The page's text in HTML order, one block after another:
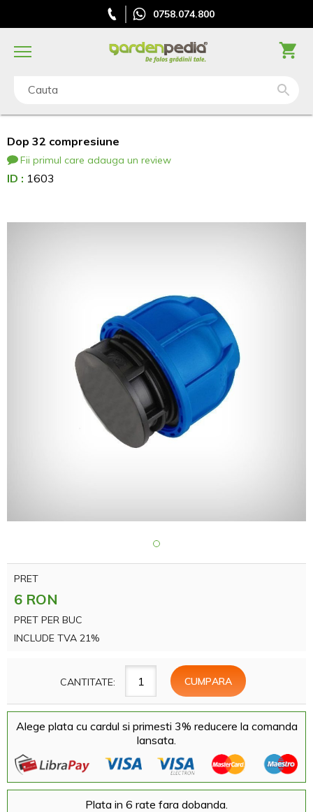
0758.074.800
Cauta
Dop 32 compresiune
Fii primul care adauga un review
ID : 1603
PRET
6 RON
PRET PER BUC
INCLUDE TVA 21%
CANTITATE:
Alege plata cu cardul si primesti 3% reducere la comanda
lansata.
Plata in 6 rate fara dobanda.